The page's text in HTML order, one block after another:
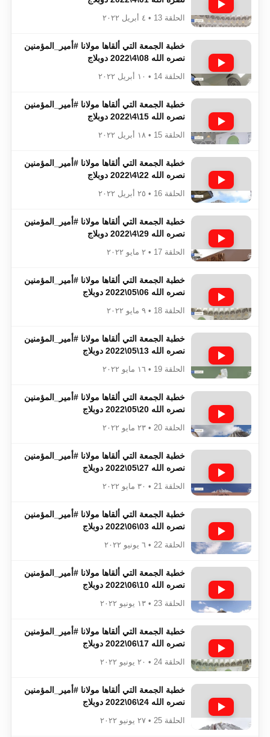
الحلقة 13 • ٤ أبريل ٢٠٢٢
خطبة الجمعة التي ألقاها مولانا #أمير_المؤمنين​​​​​​
نصره الله 08\4\2022 دوبلاج
الحلقة 14 • ١٠ أبريل ٢٠٢٢
خطبة الجمعة التي ألقاها مولانا #أمير_المؤمنين​​​​​​
نصره الله 15\4\2022 دوبلاج
الحلقة 15 • ١٨ أبريل ٢٠٢٢
خطبة الجمعة التي ألقاها مولانا #أمير_المؤمنين​​​​​​
نصره الله 22\4\2022 دوبلاج
الحلقة 16 • ٢٥ أبريل ٢٠٢٢
خطبة الجمعة التي ألقاها مولانا #أمير_المؤمنين​​​​​​
نصره الله 29\4\2022 دوبلاج
الحلقة 17 • ٢ مايو ٢٠٢٢
خطبة الجمعة التي ألقاها مولانا #أمير_المؤمنين​​​​​​
نصره الله 06\05\2022 دوبلاج
الحلقة 18 • ٩ مايو ٢٠٢٢
خطبة الجمعة التي ألقاها مولانا #أمير_المؤمنين​​​​​​
نصره الله 13\05\2022 دوبلاج
الحلقة 19 • ١٦ مايو ٢٠٢٢
خطبة الجمعة التي ألقاها مولانا #أمير_المؤمنين​​​​​​
نصره الله 20\05\2022 دوبلاج
الحلقة 20 • ٢٣ مايو ٢٠٢٢
خطبة الجمعة التي ألقاها مولانا #أمير_المؤمنين​​​​​​
نصره الله 27\05\2022 دوبلاج
الحلقة 21 • ٣٠ مايو ٢٠٢٢
خطبة الجمعة التي ألقاها مولانا #أمير_المؤمنين​​​​​​
نصره الله 03\06\2022 دوبلاج
الحلقة 22 • ٦ يونيو ٢٠٢٢
خطبة الجمعة التي ألقاها مولانا #أمير_المؤمنين​​​​​​
نصره الله 10\06\2022 دوبلاج
الحلقة 23 • ١٣ يونيو ٢٠٢٢
خطبة الجمعة التي ألقاها مولانا #أمير_المؤمنين​​​​​​
نصره الله 17\06\2022 دوبلاج
الحلقة 24 • ٢٠ يونيو ٢٠٢٢
خطبة الجمعة التي ألقاها مولانا #أمير_المؤمنين​​​​​​
نصره الله 24\06\2022 دوبلاج
الحلقة 25 • ٢٧ يونيو ٢٠٢٢